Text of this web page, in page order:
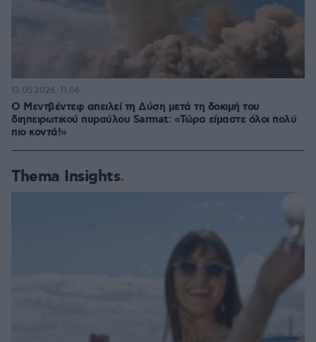
Ο Μεντβέντεφ απειλεί τη Δύση μετά τη δοκιμή του
διηπειρωτικού πυραύλου Sarmat: «Τώρα είμαστε όλοι πολύ
πιο κοντά!»
13.05.2026, 11:06
Thema Insights